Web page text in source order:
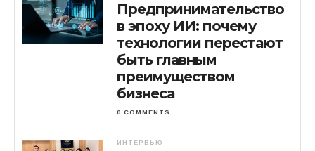
Предпринимательство
в эпоху ИИ: почему
технологии перестают
быть главным
преимуществом
бизнеса
0 COMMENTS
ИНТЕРВЬЮ